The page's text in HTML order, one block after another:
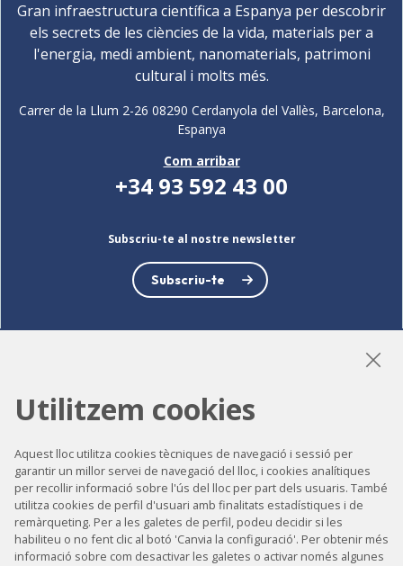
Gran infraestructura científica a Espanya per descobrir
els secrets de les ciències de la vida, materials per a
l'energia, medi ambient, nanomaterials, patrimoni
cultural i molts més.
Carrer de la Llum 2-26 08290 Cerdanyola del Vallès, Barcelona,
Espanya
Com arribar
+34 93 592 43 00
Subscriu-te al nostre newsletter
Subscriu-te
Accessibilitat
Contacte
Avís legal
Utilitzem cookies
Aquest lloc utilitza cookies tècniques de navegació i sessió per
garantir un millor servei de navegació del lloc, i cookies analítiques
per recollir informació sobre l'ús del lloc per part dels usuaris. També
utilitza cookies de perfil d'usuari amb finalitats estadístiques i de
remàrqueting. Per a les galetes de perfil, podeu decidir si les
habiliteu o no fent clic al botó 'Canvia la configuració'. Per obtenir més
informació sobre com desactivar les galetes o activar només algunes